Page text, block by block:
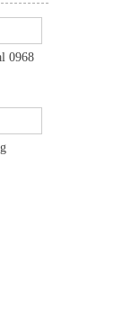
0968